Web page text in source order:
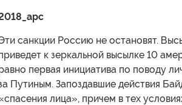
санкции Россию не остановят.
к зеркальной высылке 10
первая инициатива по поводу
Путиным. Запоздавшие действия
лица», причем в тех